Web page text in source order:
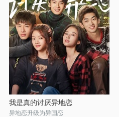
我是真的讨厌异地恋
异地恋升级为异国恋